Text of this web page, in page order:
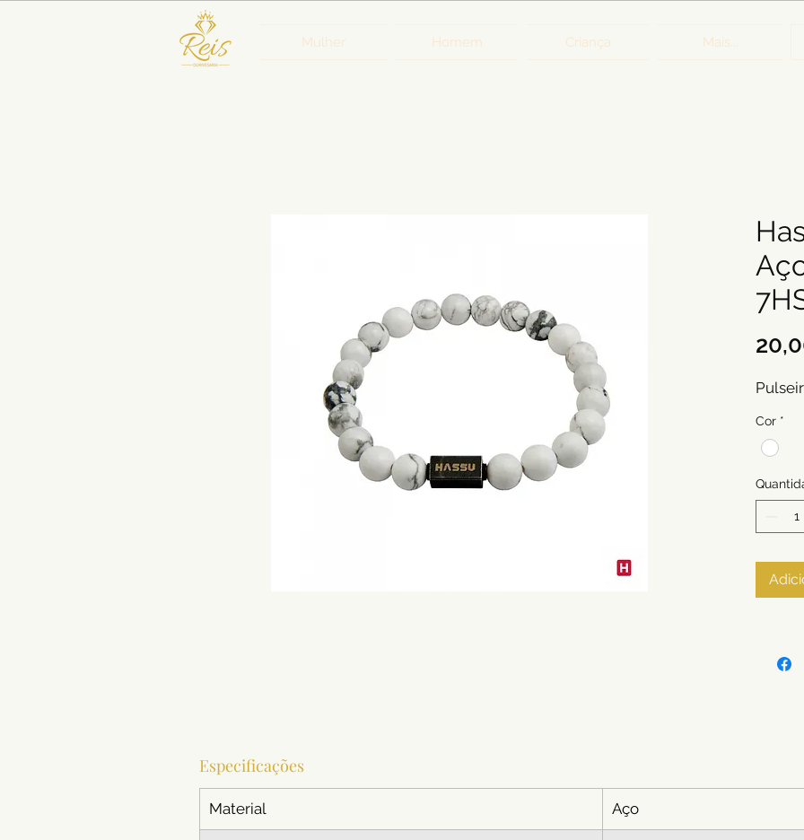
Mulher Homem Criança Mais...
Cor *
Especificações
Material Aço